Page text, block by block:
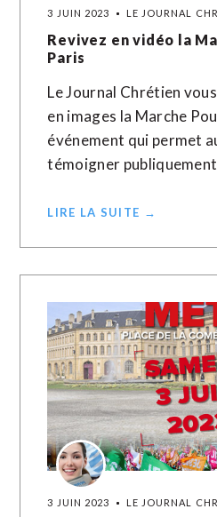
3 JUIN 2023 LE JOURNAL
Revivez en vidéo la
Paris
Le Journal Chrétien
en images la Marche
événement qui permet
témoigner
LIRE LA SUITE →
3 JUIN 2023 LE JOURNAL